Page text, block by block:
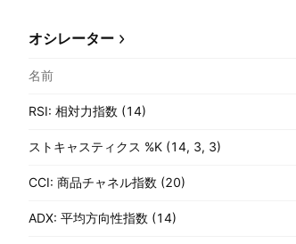
オシレーター
名前
RSI: 相対力指数 (14)
ストキャスティクス %K (14, 3, 3)
CCI: 商品チャネル指数 (20)
ADX: 平均方向性指数 (14)